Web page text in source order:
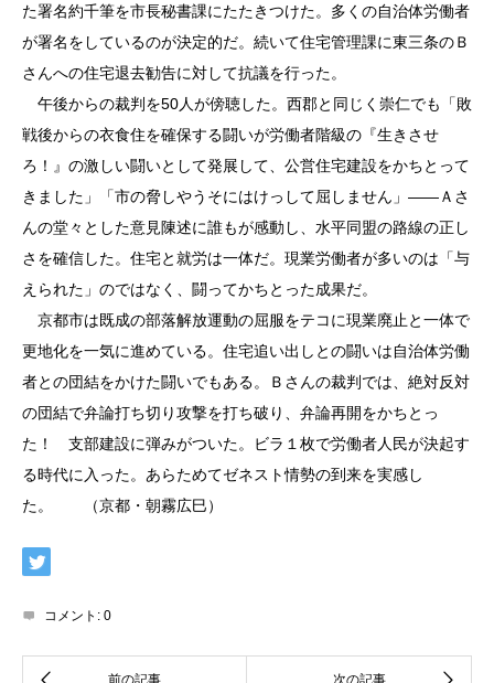
た署名約千筆を市長秘書課にたたきつけた。多くの自治体労働者
が署名をしているのが決定的だ。続いて住宅管理課に東三条のＢ
さんへの住宅退去勧告に対して抗議を行った。
午後からの裁判を50人が傍聴した。西郡と同じく崇仁でも「敗
戦後からの衣食住を確保する闘いが労働者階級の『生きさせ
ろ！』の激しい闘いとして発展して、公営住宅建設をかちとって
きました」「市の脅しやうそにはけっして屈しません」――Ａさ
んの堂々とした意見陳述に誰もが感動し、水平同盟の路線の正し
さを確信した。住宅と就労は一体だ。現業労働者が多いのは「与
えられた」のではなく、闘ってかちとった成果だ。
京都市は既成の部落解放運動の屈服をテコに現業廃止と一体で
更地化を一気に進めている。住宅追い出しとの闘いは自治体労働
者との団結をかけた闘いでもある。Ｂさんの裁判では、絶対反対
の団結で弁論打ち切り攻撃を打ち破り、弁論再開をかちとっ
た！ 支部建設に弾みがついた。ビラ１枚で労働者人民が決起す
る時代に入った。あらためてゼネスト情勢の到来を実感し
た。 （京都・朝霧広巳）
コメント: 0